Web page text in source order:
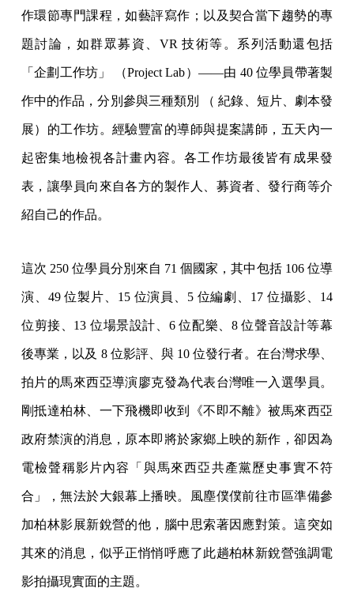
作環節專門課程，如藝評寫作；以及契合當下趨勢的專
題討論，如群眾募資、VR 技術等。系列活動還包括
「企劃工作坊」 （Project Lab）——由 40 位學員帶著製
作中的作品，分別參與三種類別 （ 紀錄、短片、劇本發
展）的工作坊。經驗豐富的導師與提案講師，五天內一
起密集地檢視各計畫內容。各工作坊最後皆有成果發
表，讓學員向來自各方的製作人、募資者、發行商等介
紹自己的作品。
這次 250 位學員分別來自 71 個國家，其中包括 106 位導
演、49 位製片、15 位演員、5 位編劇、17 位攝影、14
位剪接、13 位場景設計、6 位配樂、8 位聲音設計等幕
後專業，以及 8 位影評、與 10 位發行者。在台灣求學、
拍片的馬來西亞導演廖克發為代表台灣唯一入選學員。
剛抵達柏林、一下飛機即收到《不即不離》被馬來西亞
政府禁演的消息，原本即將於家鄉上映的新作，卻因為
電檢聲稱影片內容「與馬來西亞共產黨歷史事實不符
合」，無法於大銀幕上播映。風塵僕僕前往市區準備參
加柏林影展新銳營的他，腦中思索著因應對策。這突如
其來的消息，似乎正悄悄呼應了此趟柏林新銳營強調電
影拍攝現實面的主題。